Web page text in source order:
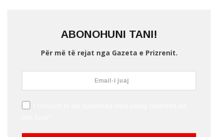
ABONOHUNI TANI!
Për më të rejat nga Gazeta e Prizrenit.